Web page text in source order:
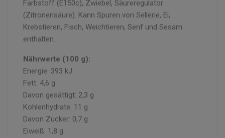
Farbstoff (E150c), Zwiebel, Säureregulator
(Zitronensäure). Kann Spuren von Sellerie, Ei,
Krebstieren, Fisch, Weichtieren, Senf und Sesam
enthalten.
Nährwerte (100 g):
Energie: 393 kJ
Fett: 4,6 g
Davon gesättigt: 2,3 g
Kohlenhydrate: 11 g
Davon Zucker: 0,7 g
Eiweiß: 1,8 g